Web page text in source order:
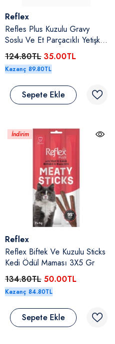
Satıcı:
Reflex
Refles Plus Kuzulu Gravy
Soslu Ve Et Parçacıklı Yetişkin
Kedi Yaş Maması 85 Gr
124.80TL 35.00TL
Kazanç 89.80TL
Sepete Ekle
İndirim
Satıcı:
Reflex
Reflex Biftek Ve Kuzulu Sticks
Kedi Ödül Maması 3X5 Gr
134.80TL 50.00TL
Kazanç 84.80TL
Sepete Ekle